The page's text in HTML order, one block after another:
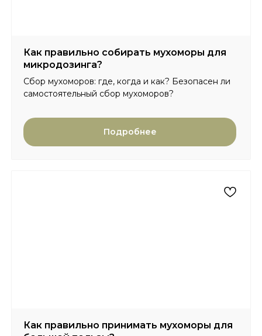
Как правильно собирать мухоморы для
микродозинга?
Сбор мухоморов: где, когда и как? Безопасен ли
самостоятельный сбор мухоморов?
Подробнее
Как правильно принимать мухоморы для
ИНН 590204799431
ОГРН 321595800093980